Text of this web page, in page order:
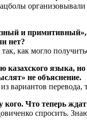
и
нет?
как могло
казахского языка,
не объяснение.
вариантов
кого. Что теперь
спросить.